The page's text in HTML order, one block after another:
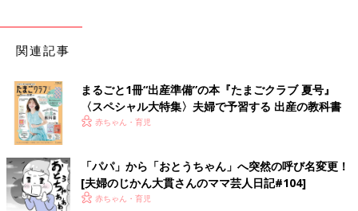
よしもとクリエイティブ・エージェンシー所属／夫婦お笑いコン
ビ「夫婦のじかん」の嫁担当。イラストレーターとしても活動
中。相方は元・トンファー山西章博。息子（2018.3生）と夫との
関連記事
まるごと1冊“出産準備”の本『たまごクラブ 夏号』
〈スペシャル大特集〉夫婦で予習する 出産の教科書
赤ちゃん・育児
「パパ」から「おとうちゃん」へ突然の呼び名変更！
[夫婦のじかん大貫さんのママ芸人日記#104]
赤ちゃん・育児